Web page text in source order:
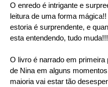
O enredo é intrigante e
leitura de uma forma
estoria é surprendente, e
esta entendendo, tudo muda!!!
O livro é narrado em
de Nina em alguns
maioria vai estar tão